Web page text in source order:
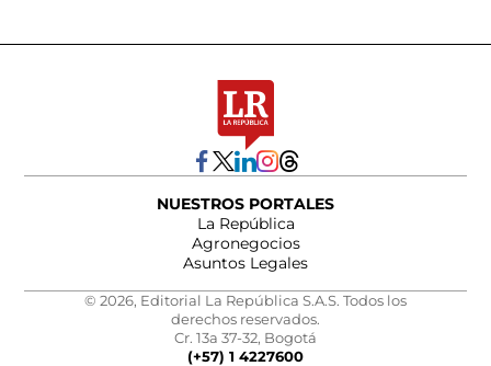
NUESTROS PORTALES
La República
Agronegocios
Asuntos Legales
© 2026, Editorial La República S.A.S. Todos los
derechos reservados.
Cr. 13a 37-32, Bogotá
(+57) 1 4227600